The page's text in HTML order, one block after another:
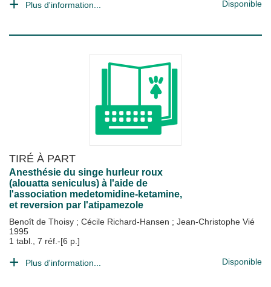
Plus d'information... Disponible
TIRÉ À PART
Anesthésie du singe hurleur roux
(alouatta seniculus) à l'aide de
l'association medetomidine-ketamine,
et reversion par l'atipamezole
Benoît de Thoisy ; Cécile Richard-Hansen ; Jean-Christophe Vié
1995
1 tabl., 7 réf.-[6 p.]
Plus d'information... Disponible